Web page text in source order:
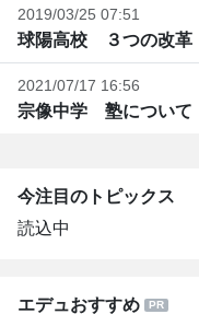
2019/03/25 07:51
球陽高校 ３つの改革
2021/07/17 16:56
宗像中学 塾について
今注目のトピックス
読込中
エデュおすすめ